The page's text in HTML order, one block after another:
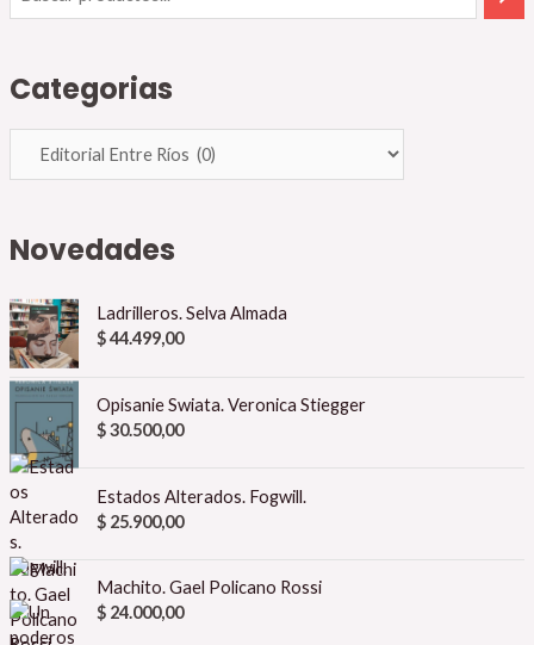
Categorias
Novedades
Ladrilleros. Selva Almada
$44.499,00
Opisanie Swiata. Veronica Stiegger
$30.500,00
Estados Alterados. Fogwill.
$25.900,00
Machito. Gael Policano Rossi
$24.000,00